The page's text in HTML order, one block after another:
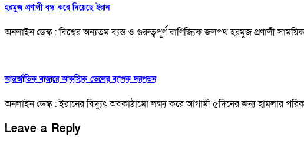
হরমুজ প্রণালী বন্ধ করে দিয়েছে ইরান
অনলাইন ডেস্ক : বিশ্বের অন্যতম ব্যস্ত ও গুরুত্বপূর্ণ বাণিজ্যিক জলপথ হরমুজ প্রণালী
আন্তর্জাতিক বাজারে আকস্মিক তেলের ব্যাপক দরপতন
অনলাইন ডেস্ক : ইরানের বিদ্যুৎ অবকাঠামো লক্ষ্য করে আগামী ৫দিনের জন্য হামলার
Leave a Reply